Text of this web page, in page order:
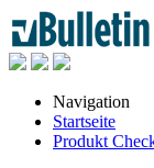
Navigation
Startseite
Produkt